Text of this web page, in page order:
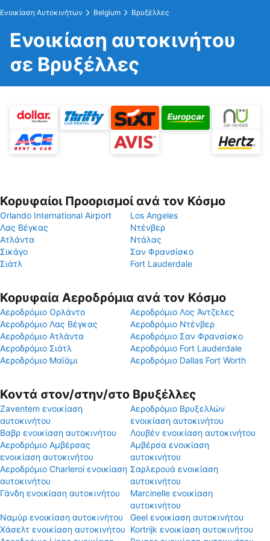
Ενοικίαση Αυτοκινήτων Belgium Βρυξέλλες
Ενοικίαση αυτοκινήτου
σε Βρυξέλλες
Κορυφαίοι Προορισμοί ανά τον Κόσμο
Orlando International Airport
Los Angeles
Λας Βέγκας
Ντένβερ
Ατλάντα
Ντάλας
Σικάγο
Σαν Φρανσίσκο
Σιάτλ
Fort Lauderdale
Κορυφαία Αεροδρόμια ανά τον Κόσμο
Αεροδρόμιο Ορλάντο
Αεροδρόμιο Λος Άντζελες
Αεροδρόμιο Λας Βέγκας
Αεροδρόμιο Ντένβερ
Αεροδρόμιο Ατλάντα
Αεροδρόμιο Σαν Φρανσίσκο
Αεροδρόμιο Σιάτλ
Αεροδρόμιο Fort Lauderdale
Αεροδρόμιο Μαϊάμι
Αεροδρόμιο Dallas Fort Worth
Κοντά στον/στην/στο Βρυξέλλες
Zaventem ενοικίαση
αυτοκινήτου
Αεροδρόμιο Βρυξελλών
ενοικίαση αυτοκινήτου
Βαβρ ενοικίαση αυτοκινήτου
Λουβέν ενοικίαση αυτοκινήτου
Αεροδρόμιο Αμβέρσας
ενοικίαση αυτοκινήτου
Αμβέρσα ενοικίαση
αυτοκινήτου
Αεροδρόμιο Charleroi ενοικίαση
αυτοκινήτου
Σαρλερουά ενοικίαση
αυτοκινήτου
Γάνδη ενοικίαση αυτοκινήτου
Marcinelle ενοικίαση
αυτοκινήτου
Ναμύρ ενοικίαση αυτοκινήτου
Geel ενοικίαση αυτοκινήτου
Χάσελτ ενοικίαση αυτοκινήτου Kortrijk ενοικίαση αυτοκινήτου